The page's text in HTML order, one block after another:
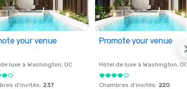
your venue
luxe à Washington, DC
d'invités: 237
Promote your venue
Hôtel de luxe à Washington, DC
Chambres d'invités: 220